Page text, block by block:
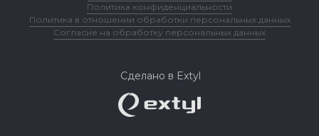
Политика конфиденциальности
Политика в отношении обработки персональных данных
Согласие на обработку персональных данных
Сделано в Extyl